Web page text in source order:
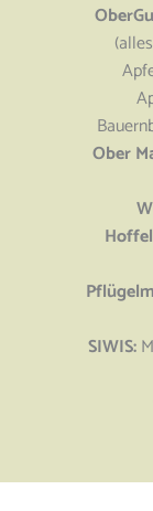
Ober
SIWIS: